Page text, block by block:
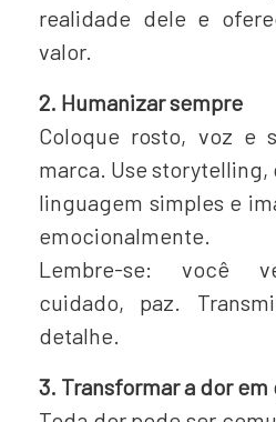
realidade dele e
valor.
2. Humanizar sempre
Coloque rosto, voz e
marca. Use storytelling,
linguagem simples e
emocionalmente.
Lembre-se: você
cuidado, paz.
detalhe.
3. Transformar a dor em